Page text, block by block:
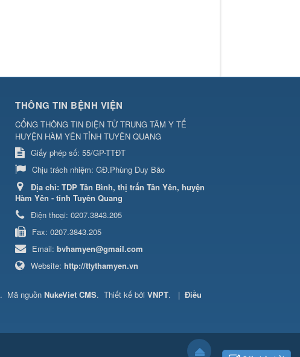
THÔNG TIN BỆNH VIỆN
CỔNG THÔNG TIN ĐIỆN TỬ TRUNG TÂM Y TẾ
HUYỆN HÀM YÊN TỈNH TUYÊN QUANG
Giấy phép số: 55/GP-TTĐT
Chịu trách nhiệm: GĐ.Phùng Duy Bảo
Địa chỉ: TDP Tân Bình, thị trấn Tân Yên, huyện
Hàm Yên - tỉnh Tuyên Quang
Điện thoại: 0207.3843.205
Fax: 0207.3843.205
Email: bvhamyen@gmail.com
Website: http://ttythamyen.vn
. Mã nguồn NukeViet CMS. Thiết kế bởi VNPT. | Điều